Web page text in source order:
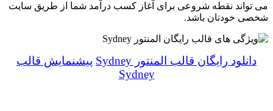
می تواند نقطه شروعی برای آغاز کسب درآمد شما از طریق سایت
شخصی خودتان باشد.
دانلود رایگان قالب المنتور Sydney
پیشنمایش قالب
Sydney